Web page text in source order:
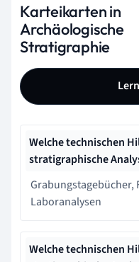
Karteikarten in
Archäologische
Stratigraphie
Welche technischen
stratigraphische
Grabungstagebücher,
Laboranalysen
Welche technischen